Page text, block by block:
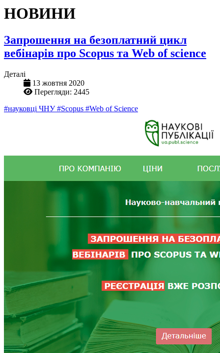
НОВИНИ
Запрошення на безоплатний цикл
вебінарів про Scopus та Web of science
Деталі
13 жовтня 2020
Перегляди: 2445
#науковці ЧНУ#Scopus #Web of Science